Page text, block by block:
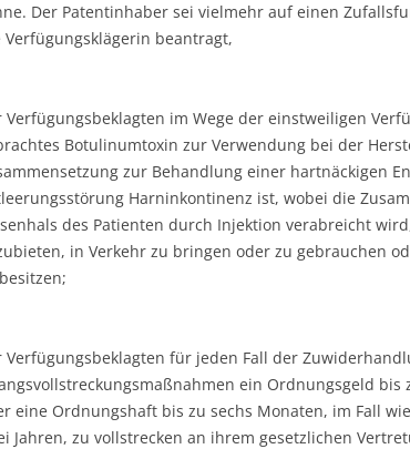
Der Patentinhaber sei vielmehr auf einen
Verfügungsklägerin beantragt,
Verfügungsbeklagten im Wege der einstweiligen
Botulinumtoxin zur Verwendung bei der
zur Behandlung einer hartnäckigen
Harninkontinenz ist, wobei die
des Patienten durch Injektion verabreicht
in Verkehr zu bringen oder zu gebrauchen
Verfügungsbeklagten für jeden Fall der
ein Ordnungsgeld bis
eine Ordnungshaft bis zu sechs Monaten, im Fall
Jahren, zu vollstrecken an ihrem gesetzlichen